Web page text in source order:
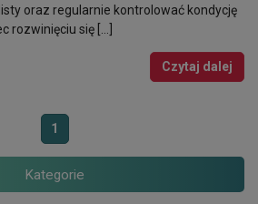
oraz regularnie kontrolować kondycję
rozwinięciu się […]
Czytaj dalej
1
Kategorie